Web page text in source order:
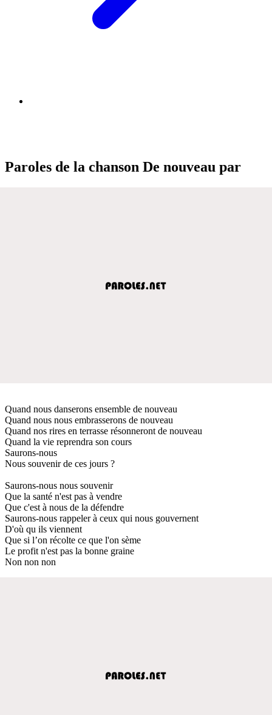
Paroles de la chanson De nouveau par
Quand nous danserons ensemble de nouveau
Quand nous nous embrasserons de nouveau
Quand nos rires en terrasse résonneront de nouveau
Quand la vie reprendra son cours
Saurons-nous
Nous souvenir de ces jours ?
Saurons-nous nous souvenir
Que la santé n'est pas à vendre
Que c'est à nous de la défendre
Saurons-nous rappeler à ceux qui nous gouvernent
D'où qu ils viennent
Que si l’on récolte ce que l'on sème
Le profit n'est pas la bonne graine
Non non non